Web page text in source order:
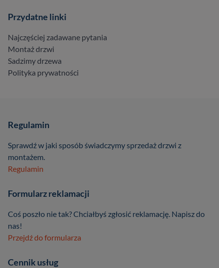
Przydatne linki
Najczęściej zadawane pytania
Montaż drzwi
Sadzimy drzewa
Polityka prywatności
Regulamin
Sprawdź w jaki sposób świadczymy sprzedaż drzwi z
montażem.
Regulamin
Formularz reklamacji
Coś poszło nie tak? Chciałbyś zgłosić reklamację. Napisz do
nas!
Przejdź do formularza
Cennik usług